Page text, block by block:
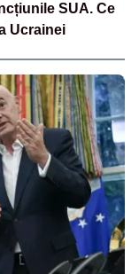
SUA. Ce
Ucrainei